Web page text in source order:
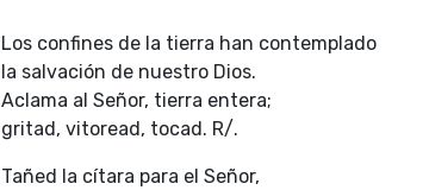
Los confines de la tierra han contemplado
la salvación de nuestro Dios.
Aclama al Señor, tierra entera;
gritad, vitoread, tocad. R/.
Tañed la cítara para el Señor,